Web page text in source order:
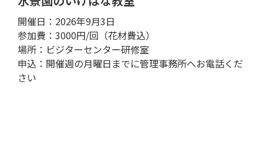
開催日：2026年9月3日
参加費：3000円/回（花材費込）
場所：ビジターセンター研修室
申込：開催週の月曜日までに管理事務所へお電話くだ
さい